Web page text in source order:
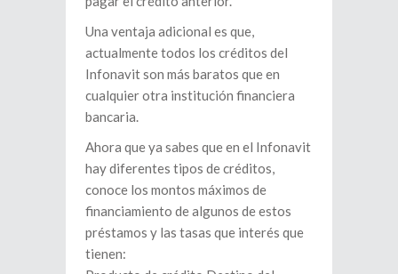
Una ventaja adicional es que,
actualmente todos los créditos del
Infonavit son más baratos que en
cualquier otra institución financiera
bancaria.
Ahora que ya sabes que en el Infonavit
hay diferentes tipos de créditos,
conoce los montos máximos de
financiamiento de algunos de estos
préstamos y las tasas que interés que
tienen: